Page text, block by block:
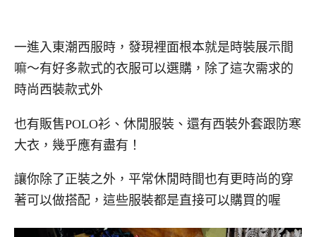
一進入東潮西服時，發現裡面根本就是時裝展示間
嘛～有好多款式的衣服可以選購，除了這次需求的
時尚西裝款式外
也有販售POLO衫、休閒服裝、還有西裝外套跟防寒
大衣，幾乎應有盡有！
讓你除了正裝之外，平常休閒時間也有更時尚的穿
著可以做搭配，這些服裝都是直接可以購買的喔